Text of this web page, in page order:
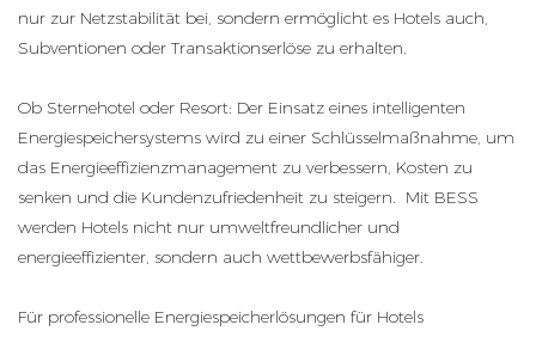
nur zur Netzstabilität bei, sondern ermöglicht es Hotels auch,
Subventionen oder Transaktionserlöse zu erhalten.
Ob Sternehotel oder Resort: Der Einsatz eines intelligenten
Energiespeichersystems wird zu einer Schlüsselmaßnahme, um
das Energieeffizienzmanagement zu verbessern, Kosten zu
senken und die Kundenzufriedenheit zu steigern. Mit BESS
werden Hotels nicht nur umweltfreundlicher und
energieeffizienter, sondern auch wettbewerbsfähiger.
Für professionelle Energiespeicherlösungen für Hotels